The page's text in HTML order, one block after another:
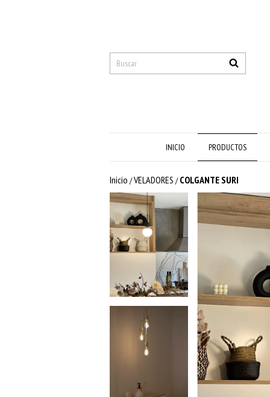
INICIO PRODUCTOS
Inicio /VELADORES / COLGANTE SURI